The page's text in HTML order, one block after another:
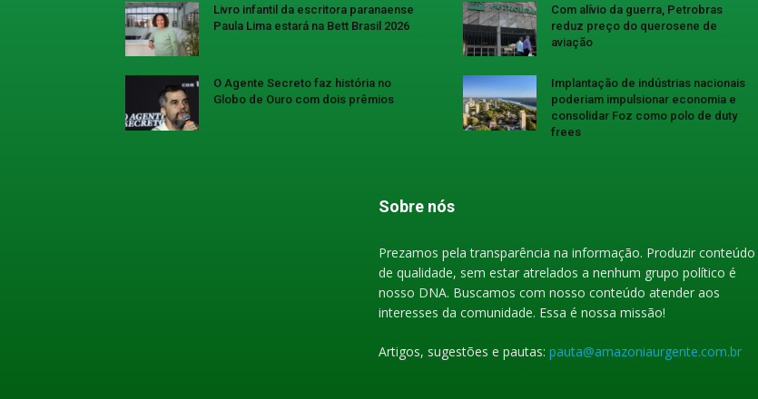
Livro infantil da escritora paranaense
Paula Lima estará na Bett Brasil 2026
O Agente Secreto faz história no
Globo de Ouro com dois prêmios
Com alívio da guerra, Petrobras
reduz preço do querosene de
aviação
Implantação de indústrias nacionais
poderiam impulsionar economia e
consolidar Foz como polo de duty
frees
Sobre nós
Prezamos pela transparência na informação. Produzir conteúdo
de qualidade, sem estar atrelados a nenhum grupo político é
nosso DNA. Buscamos com nosso conteúdo atender aos
interesses da comunidade. Essa é nossa missão!
Artigos, sugestões e pautas: pauta@amazoniaurgente.com.br